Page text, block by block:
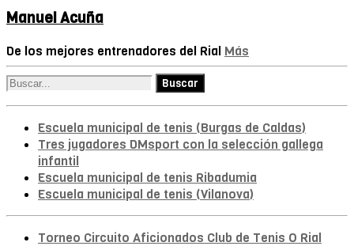
Manuel Acuña
De los mejores entrenadores del Rial Más
Escuela municipal de tenis (Burgas de Caldas)
Tres jugadores DMsport con la selección gallega
infantil
Escuela municipal de tenis Ribadumia
Escuela municipal de tenis (Vilanova)
Torneo Circuito Aficionados Club de Tenis O Rial